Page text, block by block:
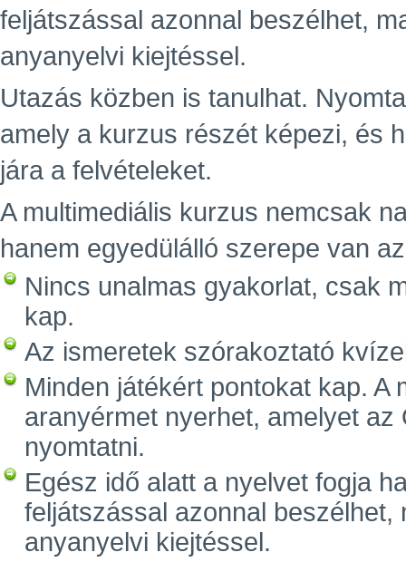
feljátszással azonnal beszélhet,
anyanyelvi kiejtéssel.
Utazás közben is tanulhat.
amely a kurzus részét képezi, és
jára a felvételeket.
A multimediális kurzus nemcsak
hanem egyedülálló szerepe van
Nincs unalmas gyakorlat, csak
kap.
Az ismeretek szórakoztató
Minden játékért pontokat kap.
aranyérmet nyerhet, amelyet
nyomtatni.
Egész idő alatt a nyelvet fogja
feljátszással azonnal
anyanyelvi kiejtéssel.